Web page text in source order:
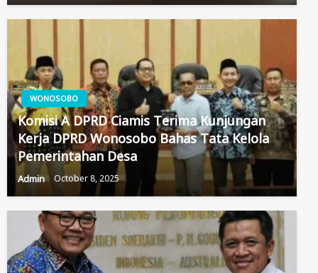
WONOSOBO
Komisi A DPRD Ciamis Terima Kunjungan
Kerja DPRD Wonosobo Bahas Tata Kelola
Pemerintahan Desa
Admin October 8, 2025